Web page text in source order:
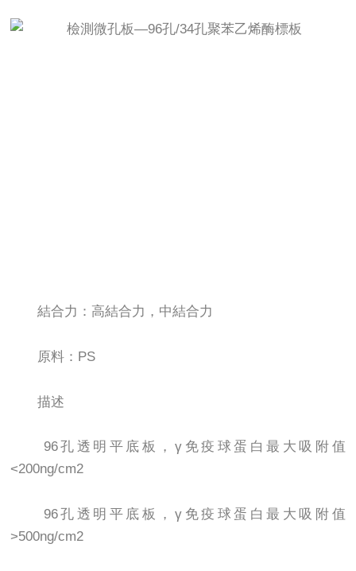
結合力：高結合力，中結合力
原料：PS
描述
96孔透明平底板，γ免疫球蛋白最大吸附值
<200ng/cm2
96孔透明平底板，γ免疫球蛋白最大吸附值
>500ng/cm2